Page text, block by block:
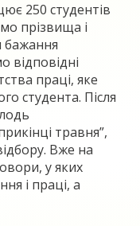
250 студентів
прізвища і
бажання
відповідні
праці, яке
студента. Після
травня”,
Вже на
у яких
і праці, а